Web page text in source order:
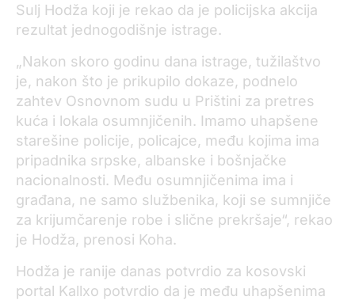
Sulj Hodža koji je rekao da je policijska akcija
rezultat jednogodišnje istrage.
„Nakon skoro godinu dana istrage, tužilaštvo
je, nakon što je prikupilo dokaze, podnelo
zahtev Osnovnom sudu u Prištini za pretres
kuća i lokala osumnjičenih. Imamo uhapšene
starešine policije, policajce, među kojima ima
pripadnika srpske, albanske i bošnjačke
nacionalnosti. Među osumnjičenima ima i
građana, ne samo službenika, koji se sumnjiče
za krijumčarenje robe i slične prekršaje“, rekao
je Hodža, prenosi Koha.
Hodža je ranije danas potvrdio za kosovski
portal Kallxo potvrdio da je među uhapšenima